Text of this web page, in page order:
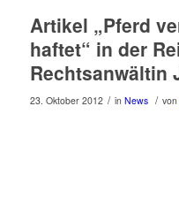
Artikel „Pferd
haftet“ in der
Rechtsanwältin
23. Oktober 2012 / in News / von